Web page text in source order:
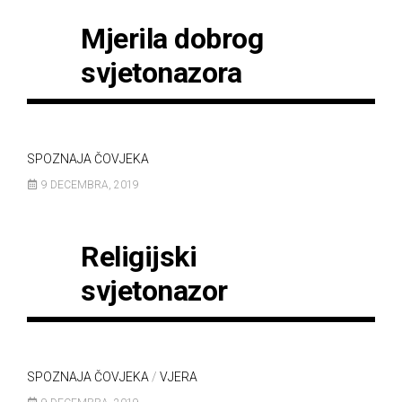
Mjerila dobrog
svjetonazora
SPOZNAJA ČOVJEKA
9 DECEMBRA, 2019
Religijski
svjetonazor
SPOZNAJA ČOVJEKA / VJERA